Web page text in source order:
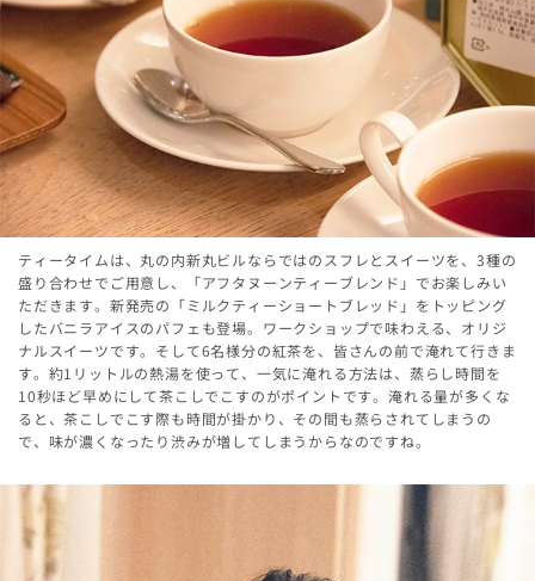
ティータイムは、丸の内新丸ビルならではのスフレとスイーツを、3種の
盛り合わせでご用意し、「アフタヌーンティーブレンド」でお楽しみい
ただきます。新発売の「ミルクティーショートブレッド」をトッピング
したバニラアイスのパフェも登場。ワークショップで味わえる、オリジ
ナルスイーツです。そして6名様分の紅茶を、皆さんの前で淹れて行きま
す。約1リットルの熱湯を使って、一気に淹れる方法は、蒸らし時間を
10秒ほど早めにして茶こしでこすのがポイントです。淹れる量が多くな
ると、茶こしでこす際も時間が掛かり、その間も蒸らされてしまうの
で、味が濃くなったり渋みが増してしまうからなのですね。